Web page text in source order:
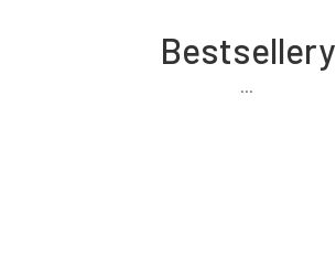
Bestsellery